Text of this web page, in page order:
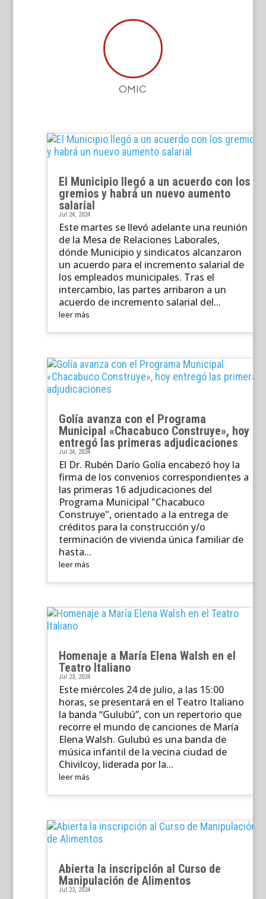
OMIC
El Municipio llegó a un acuerdo con los
gremios y habrá un nuevo aumento
salarial
Jul 24, 2024
Este martes se llevó adelante una reunión
de la Mesa de Relaciones Laborales,
dónde Municipio y sindicatos alcanzaron
un acuerdo para el incremento salarial de
los empleados municipales. Tras el
intercambio, las partes arribaron a un
acuerdo de incremento salarial del...
leer más
Golía avanza con el Programa
Municipal «Chacabuco Construye», hoy
entregó las primeras adjudicaciones
Jul 24, 2024
El Dr. Rubén Darío Golía encabezó hoy la
firma de los convenios correspondientes a
las primeras 16 adjudicaciones del
Programa Municipal "Chacabuco
Construye", orientado a la entrega de
créditos para la construcción y/o
terminación de vivienda única familiar de
hasta...
leer más
Homenaje a María Elena Walsh en el
Teatro Italiano
Jul 23, 2024
Este miércoles 24 de julio, a las 15:00
horas, se presentará en el Teatro Italiano
la banda “Gulubú”, con un repertorio que
recorre el mundo de canciones de María
Elena Walsh. Gulubú es una banda de
música infantil de la vecina ciudad de
Chivilcoy, liderada por la...
leer más
Abierta la inscripción al Curso de
Manipulación de Alimentos
Jul 23, 2024